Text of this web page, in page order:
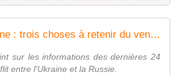
Guerre en Ukraine : trois choses à retenir du vendredi 8 décembre
sur les informations des dernières 24
entre l'Ukraine et la Russie.